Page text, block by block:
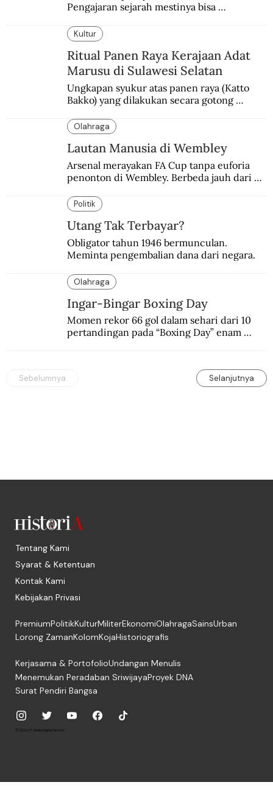
Pengajaran sejarah mestinya bisa
Kultur
Ritual Panen Raya Kerajaan Adat
Marusu di Sulawesi Selatan
Ungkapan syukur atas panen raya (Katto
Bakko) yang dilakukan secara gotong
Olahraga
Lautan Manusia di Wembley
Arsenal merayakan FA Cup tanpa euforia
penonton di Wembley. Berbeda jauh dari
silam.
Politik
Utang Tak Terbayar?
Obligator tahun 1946 bermunculan.
Meminta pengembalian dana dari negara.
Olahraga
Ingar-Bingar Boxing Day
Momen rekor 66 gol dalam sehari dari 10
pertandingan pada “Boxing Day” enam
Sebelumnya Selanjutnya
Tentang Kami
Syarat & Ketentuan
Kontak Kami
Kebijakan Privasi
PremiumPolitikKulturMiliterEkonomiOlahragaSainsUrban
Lorong ZamanKolomKojaHistoriografis
Kerjasama & PortofolioUndangan Menulis
Menemukan Peradaban SriwijayaProyek DNA
Surat Pendiri Bangsa
© 2026, PT. Media Digital Historia.